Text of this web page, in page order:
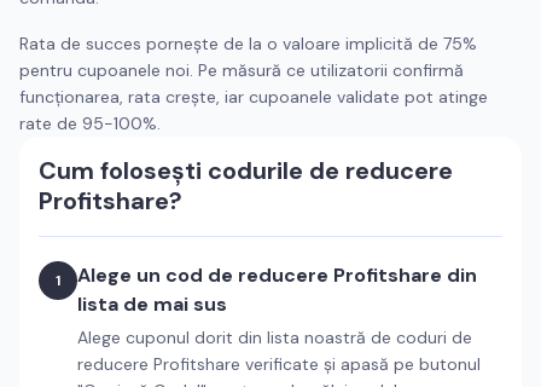
Rata de succes pornește de la o valoare implicită de 75%
pentru cupoanele noi. Pe măsură ce utilizatorii confirmă
funcționarea, rata crește, iar cupoanele validate pot atinge
rate de 95-100%.
Cum folosești codurile de reducere
Profitshare?
1 Alege un cod de reducere Profitshare din
lista de mai sus
Alege cuponul dorit din lista noastră de coduri de
reducere Profitshare verificate și apasă pe butonul